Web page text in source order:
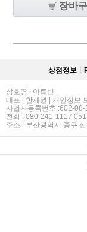
장바
상점정보
상호명 : 아트빈
대표 : 한재권 | 개인정보
사업자등록번호 :602-
전화 : 080-241-
주소 : 부산광역시 중구